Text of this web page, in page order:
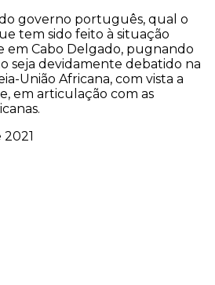
governo português, qual o
tem sido feito à situação
em Cabo Delgado, pugnando
seja devidamente debatido na
União Africana, com vista a
em articulação com as
2021